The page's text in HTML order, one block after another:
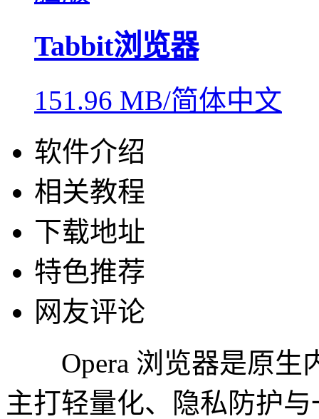
Tabbit浏览器
151.96 MB/简体中文
软件介绍
相关教程
下载地址
特色推荐
网友评论
Opera 浏览器是原生
主打轻量化、隐私防护